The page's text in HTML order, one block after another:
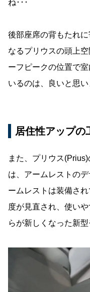
ね･･･
後部座席の背もたれ
なるプリウスの頭上
ーフピークの位置で
いるのは、良いと思い
居住性アップの
また、プリウス
は、アームレストの
ームレストは装備さ
度が見直され、使い
らが新しくなった新